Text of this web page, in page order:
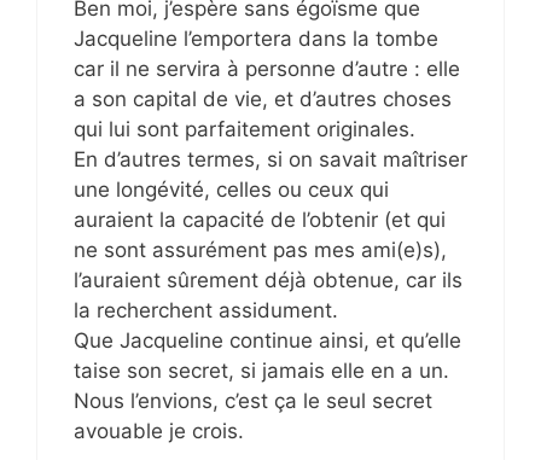
Ben moi, j’espère sans égoïsme que
Jacqueline l’emportera dans la tombe
car il ne servira à personne d’autre : elle
a son capital de vie, et d’autres choses
qui lui sont parfaitement originales.
En d’autres termes, si on savait maîtriser
une longévité, celles ou ceux qui
auraient la capacité de l’obtenir (et qui
ne sont assurément pas mes ami(e)s),
l’auraient sûrement déjà obtenue, car ils
la recherchent assidument.
Que Jacqueline continue ainsi, et qu’elle
taise son secret, si jamais elle en a un.
Nous l’envions, c’est ça le seul secret
avouable je crois.